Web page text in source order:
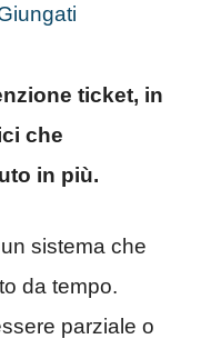
ticket, in
che
in più.
sistema che
da tempo.
parziale o